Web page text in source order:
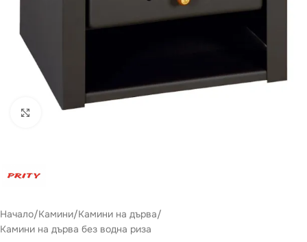
Виж повече
Начало/Камини/Камини на дърва/
Камини на дърва без водна риза